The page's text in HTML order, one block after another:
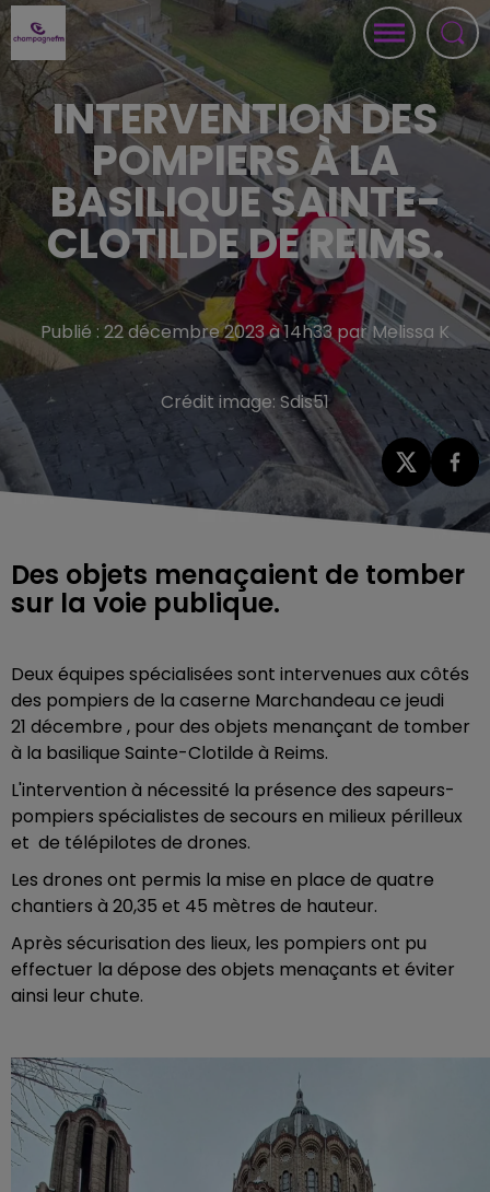
INTERVENTION DES
POMPIERS À LA
BASILIQUE SAINTE-
CLOTILDE DE REIMS.
Publié : 22 décembre 2023 à 14h33 par Melissa K
Crédit image:Sdis51
Des objets menaçaient de tomber
sur la voie publique.
Deux équipes spécialisées sont intervenues aux côtés
des pompiers de la caserne Marchandeau ce jeudi
21 décembre , pour des objets menançant de tomber
à la basilique Sainte-Clotilde à Reims.
L'intervention à nécessité la présence des sapeurs-
pompiers spécialistes de secours en milieux périlleux
et de télépilotes de drones.
Les drones ont permis la mise en place de quatre
chantiers à 20,35 et 45 mètres de hauteur.
Après sécurisation des lieux, les pompiers ont pu
effectuer la dépose des objets menaçants et éviter
ainsi leur chute.